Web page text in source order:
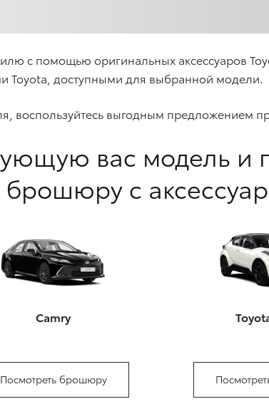
с помощью оригинальных аксессуаров
Toyota, доступными для выбранной модели.
воспользуйтесь выгодным предложением
вас модель и
брошюру с
Camry
Посмотреть брошюру